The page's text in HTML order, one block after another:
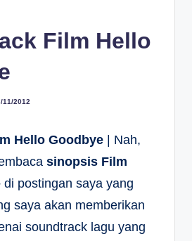
Film Hello
11/2012
Hello Goodbye | Nah,
sinopsis Film
di postingan saya yang
saya akan memberikan
soundtrack lagu yang